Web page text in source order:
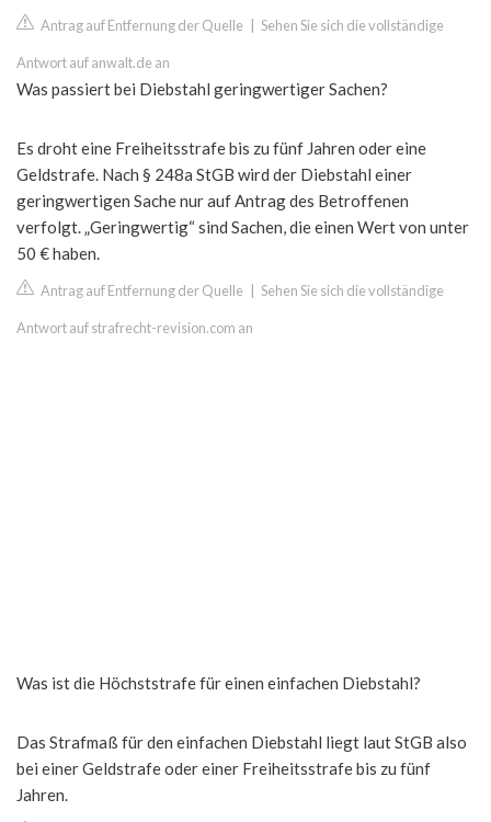
Antrag auf Entfernung der Quelle Sehen Sie sich die vollständige
Antwort auf anwalt.de an
Was passiert bei Diebstahl geringwertiger Sachen?
Es droht eine Freiheitsstrafe bis zu fünf Jahren oder eine
Geldstrafe. Nach § 248a StGB wird der Diebstahl einer
geringwertigen Sache nur auf Antrag des Betroffenen
verfolgt. „Geringwertig“ sind Sachen, die einen Wert von unter
50 € haben.
Antrag auf Entfernung der Quelle Sehen Sie sich die vollständige
Antwort auf strafrecht-revision.com an
Was ist die Höchststrafe für einen einfachen Diebstahl?
Das Strafmaß für den einfachen Diebstahl liegt laut StGB also
bei einer Geldstrafe oder einer Freiheitsstrafe bis zu fünf
Jahren.